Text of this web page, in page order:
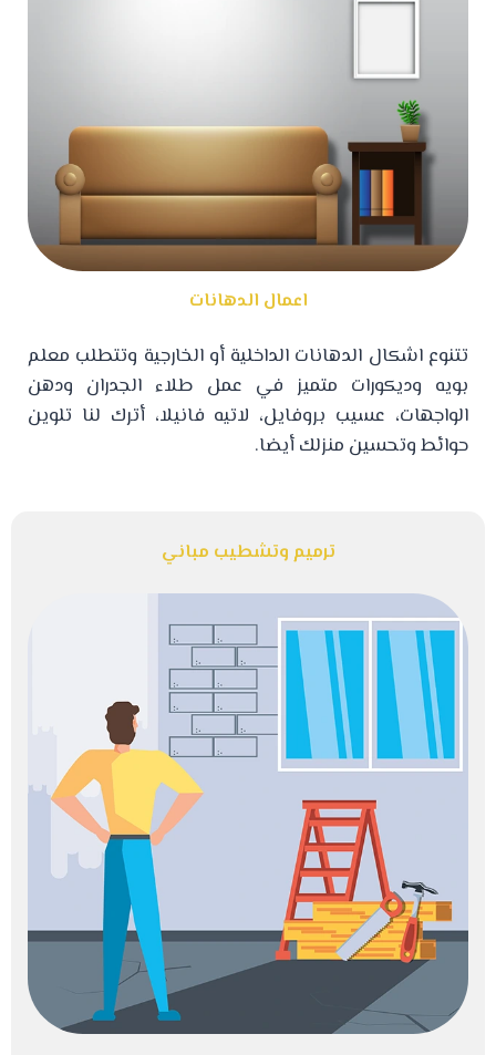
اعمال الدهانات
تتنوع اشكال الدهانات الداخلية أو الخارجية وتتطلب معلم
بويه وديكورات متميز في عمل طلاء الجدران ودهن
الواجهات، عسيب بروفايل، لاتيه فانيلا، أترك لنا تلوين
حوائط وتحسين منزلك أيضا.
ترميم وتشطيب مباني